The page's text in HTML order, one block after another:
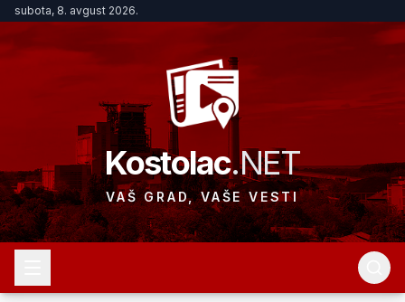
subota, 8. avgust 2026.
Kostolac.NET
VAŠ GRAD, VAŠE VESTI